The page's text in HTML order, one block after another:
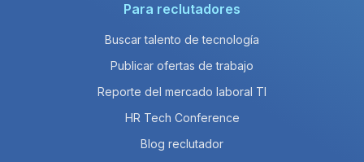
Para reclutadores
Buscar talento de tecnología
Publicar ofertas de trabajo
Reporte del mercado laboral TI
HR Tech Conference
Blog reclutador